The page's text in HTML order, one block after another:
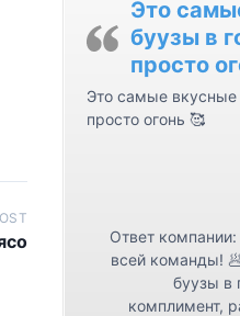
Это
буузы в
просто
Это самые вкусные
просто огонь 🥰
Ответ компании:
всей команды!
буузы в
комплимент,